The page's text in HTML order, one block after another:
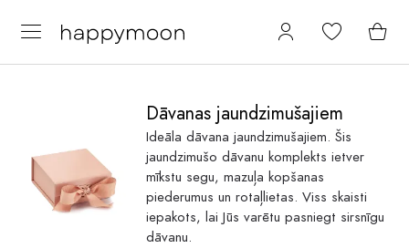
Dāvanas jaundzimušajiem
Ideāla dāvana jaundzimušajiem. Šis
jaundzimušo dāvanu komplekts ietver
mīkstu segu, mazuļa kopšanas
piederumus un rotaļlietas. Viss skaisti
iepakots, lai Jūs varētu pasniegt sirsnīgu
dāvanu.